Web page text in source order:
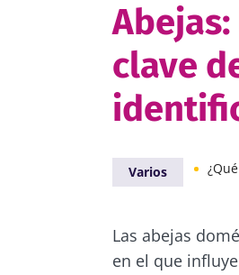
clave
Varios ¿Qué
Las abejas
en el que